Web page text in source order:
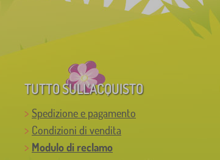
TUTTO SULL’ACQUISTO
Spedizione e pagamento
Condizioni di vendita
Modulo di reclamo